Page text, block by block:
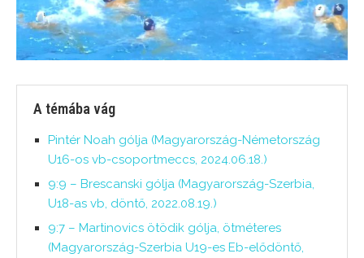
A témába vág
Pintér Noah gólja (Magyarország-Németország
U16-os vb-csoportmeccs, 2024.06.18.)
9:9 – Brescanski gólja (Magyarország-Szerbia,
U18-as vb, döntő, 2022.08.19.)
9:7 – Martinovics ötödik gólja, ötméteres
(Magyarország-Szerbia U19-es Eb-elődöntő,